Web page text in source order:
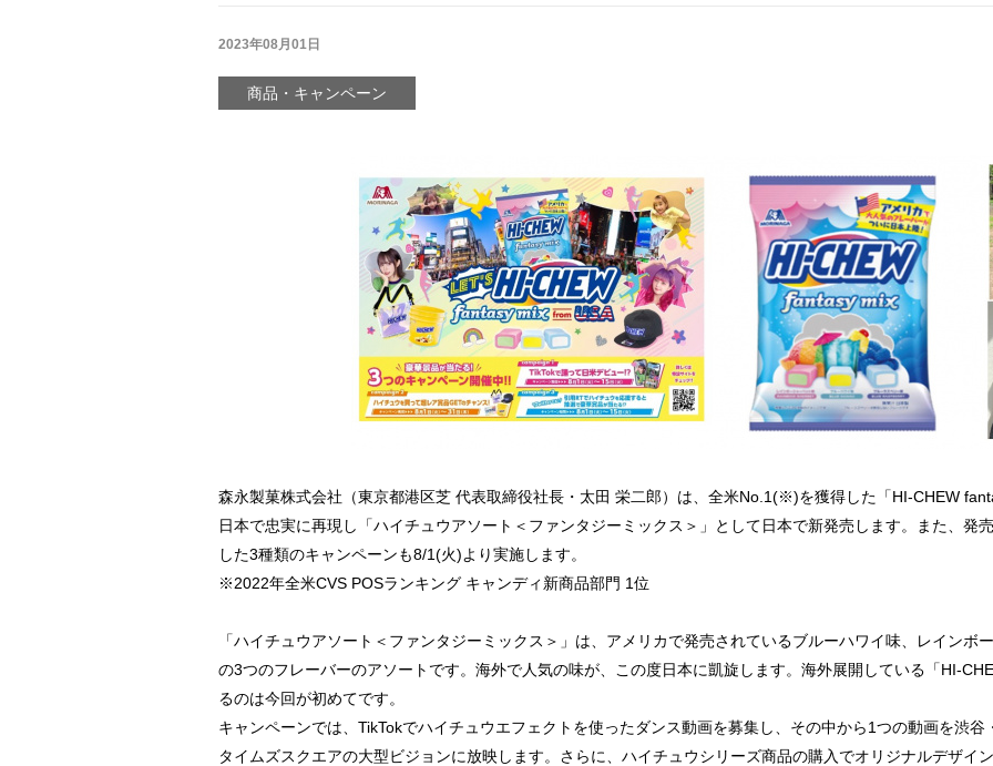
2023年08月01日
商品・キャンペーン
森永製菓株式会社（東京都港区芝 代表取締役社長・太田 栄二郎）は、全米No.1(※)を獲得した「HI-CHEW
日本で忠実に再現し「ハイチュウアソート＜ファンタジーミックス＞」として日本で新発売します。また、発
した3種類のキャンペーンも8/1(火)より実施します。
※2022年全米CVS POSランキング キャンディ新商品部門 1位
「ハイチュウアソート＜ファンタジーミックス＞」は、アメリカで発売されているブルーハワイ味、レインボ
の3つのフレーバーのアソートです。海外で人気の味が、この度日本に凱旋します。海外展開している「HI-
るのは今回が初めてです。
キャンペーンでは、TikTokでハイチュウエフェクトを使ったダンス動画を募集し、その中から1つの動画を渋
タイムズスクエアの大型ビジョンに放映します。さらに、ハイチュウシリーズ商品の購入でオリジナルデザイ